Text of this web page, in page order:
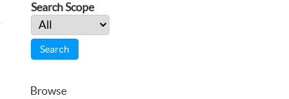
Search Scope
Browse